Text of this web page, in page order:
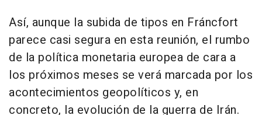
Así, aunque la subida de tipos en Fráncfort
parece casi segura en esta reunión, el rumbo
de la política monetaria europea de cara a
los próximos meses se verá marcada por los
acontecimientos geopolíticos y, en
concreto, la evolución de la guerra de Irán.